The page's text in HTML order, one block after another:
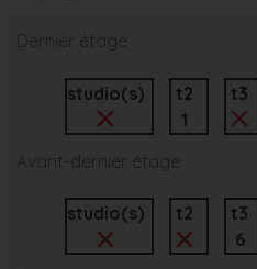
Dernier étage
studio(s)
t2
1
t3
Avant-dernier étage
studio(s) t2
t3
6